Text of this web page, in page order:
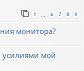
1 6 7 8 9
монитора?
усилиями мой